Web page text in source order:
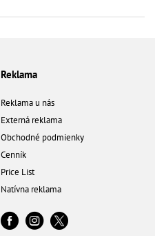
Reklama
Reklama u nás
Externá reklama
Obchodné podmienky
Cenník
Price List
Natívna reklama